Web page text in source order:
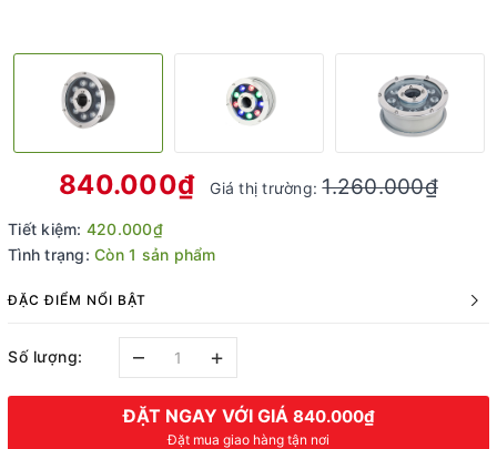
840.000₫ Giá thị trường:1.260.000₫
Tiết kiệm: 420.000₫
Tình trạng: Còn 1 sản phẩm
ĐẶC ĐIỂM NỔI BẬT
Số lượng: – +
ĐẶT NGAY VỚI GIÁ 840.000₫
Đặt mua giao hàng tận nơi